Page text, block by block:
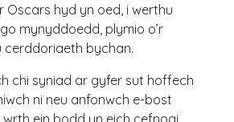
Oscars hyd yn oed, i werthu
mynyddoedd, plymio o’r
cerddoriaeth bychan.
chi syniad ar gyfer sut hoffech
ni neu anfonwch e-bost